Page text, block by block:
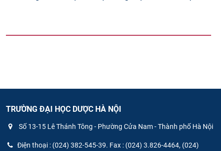
TRƯỜNG ĐẠI HỌC DƯỢC HÀ NỘI
Số 13-15 Lê Thánh Tông - Phường Cửa Nam - Thành phố Hà Nội
Điện thoại : (024) 382-545-39. Fax : (024) 3.826-4464, (024)